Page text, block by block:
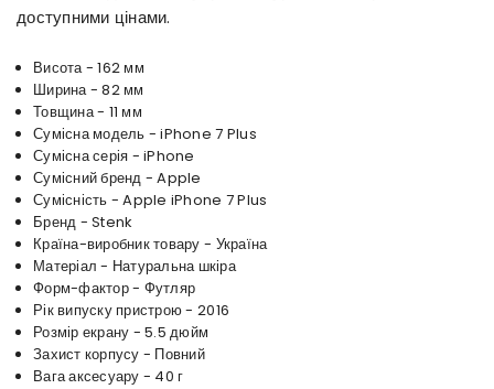
доступними цінами.
Висота - 162 мм
Ширина - 82 мм
Товщина - 11 мм
Сумісна модель - iPhone 7 Plus
Сумісна серія - iPhone
Сумісний бренд - Apple
Сумісність - Apple iPhone 7 Plus
Бренд - Stenk
Країна-виробник товару - Україна
Матеріал - Натуральна шкіра
Форм-фактор - Футляр
Рік випуску пристрою - 2016
Розмір екрану - 5.5 дюйм
Захист корпусу - Повний
Вага аксесуару - 40 г